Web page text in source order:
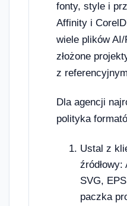
fonty, style i
Affinity i
wiele plików
złożone
z
Dla agencji
polityka
Ustal z
źródłowy:
SVG,
paczka